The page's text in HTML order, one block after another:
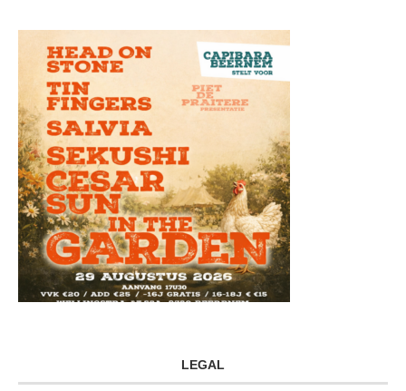
LEGAL